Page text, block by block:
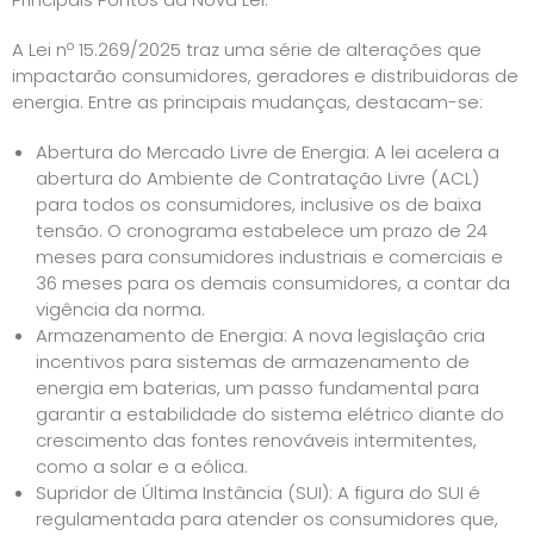
A Lei nº 15.269/2025 traz uma série de alterações que
impactarão consumidores, geradores e distribuidoras de
energia. Entre as principais mudanças, destacam-se:
Abertura do Mercado Livre de Energia: A lei acelera a
abertura do Ambiente de Contratação Livre (ACL)
para todos os consumidores, inclusive os de baixa
tensão. O cronograma estabelece um prazo de 24
meses para consumidores industriais e comerciais e
36 meses para os demais consumidores, a contar da
vigência da norma.
Armazenamento de Energia: A nova legislação cria
incentivos para sistemas de armazenamento de
energia em baterias, um passo fundamental para
garantir a estabilidade do sistema elétrico diante do
crescimento das fontes renováveis intermitentes,
como a solar e a eólica.
Supridor de Última Instância (SUI): A figura do SUI é
regulamentada para atender os consumidores que,